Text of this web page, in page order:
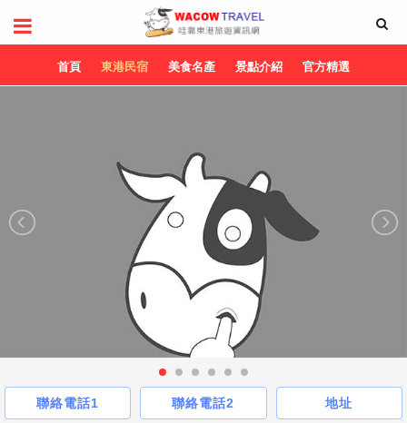
首頁 東港民宿 美食名產 景點介紹 官方精選
聯絡電話1 聯絡電話2 地址